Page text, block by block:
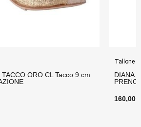
ORO CL Tacco 9 cm
Tallone
DIANA
160,00